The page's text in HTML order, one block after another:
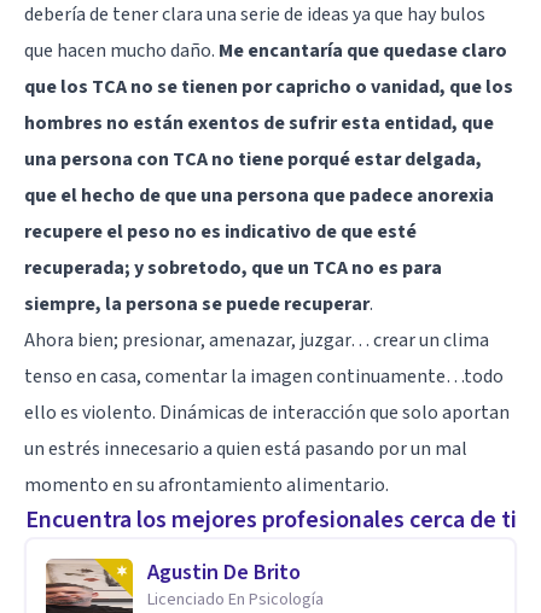
debería de tener clara una serie de ideas ya que hay bulos
que hacen mucho daño. Me encantaría que quedase claro
que los TCA no se tienen por capricho o vanidad, que los
hombres no están exentos de sufrir esta entidad, que
una persona con TCA no tiene porqué estar delgada,
que el hecho de que una persona que padece anorexia
recupere el peso no es indicativo de que esté
recuperada; y sobretodo, que un TCA no es para
siempre, la persona se puede recuperar.
Ahora bien; presionar, amenazar, juzgar… crear un clima
tenso en casa, comentar la imagen continuamente…todo
ello es violento. Dinámicas de interacción que solo aportan
un estrés innecesario a quien está pasando por un mal
momento en su afrontamiento alimentario.
Encuentra los mejores profesionales cerca de ti
Agustin De Brito
Licenciado En Psicología